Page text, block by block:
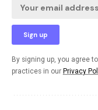
By signing up, you agree
practices in our Privacy